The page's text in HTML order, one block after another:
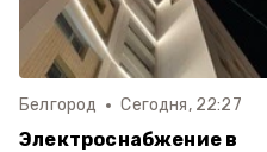
Белгород Сегодня, 22:27
Электроснабжение в